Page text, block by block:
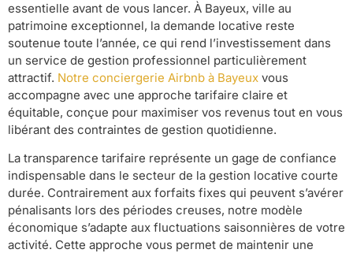
essentielle avant de vous lancer. À Bayeux, ville au
patrimoine exceptionnel, la demande locative reste
soutenue toute l’année, ce qui rend l’investissement dans
un service de gestion professionnel particulièrement
attractif. Notre conciergerie Airbnb à Bayeux vous
accompagne avec une approche tarifaire claire et
équitable, conçue pour maximiser vos revenus tout en vous
libérant des contraintes de gestion quotidienne.
La transparence tarifaire représente un gage de confiance
indispensable dans le secteur de la gestion locative courte
durée. Contrairement aux forfaits fixes qui peuvent s’avérer
pénalisants lors des périodes creuses, notre modèle
économique s’adapte aux fluctuations saisonnières de votre
activité. Cette approche vous permet de maintenir une